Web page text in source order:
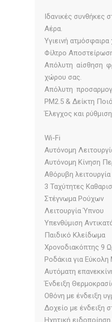
Ιδανικές συνθήκες
Αέρα.
Υγιεινή ατμόσφαιρα
Φίλτρο
Απόλυτη αίσθηση
χώρου σας.
Απόλυτη
PM2.5 & Δείκτη
Έλεγχος και
Wi-Fi
Αυτόνομη
Αυτόνομη Κίνηση
Αθόρυβη λειτουργία
3 Ταχύτητες
Στέγνωμα Ρούχων
Λειτουργία Ύπνου
Υπενθύμιση
Παιδικό Κλείδωμα
Χρονοδιακόπτης 9
Ροδάκια για
Αυτόματη
Ένδειξη
Οθόνη με ένδειξη
Δοχείο με ένδειξη
Ηχητική